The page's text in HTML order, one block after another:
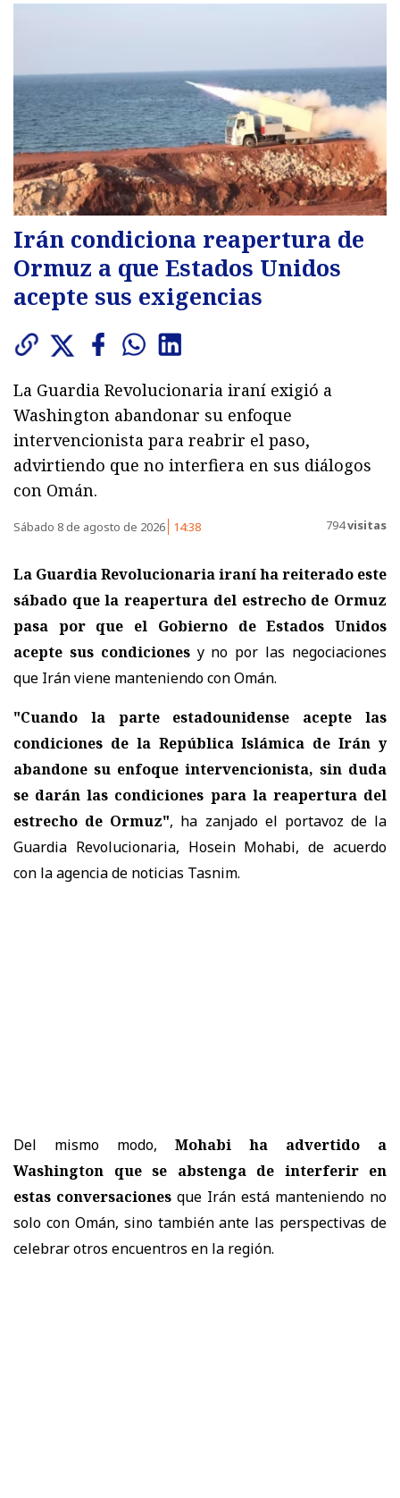
Irán condiciona reapertura de
Ormuz a que Estados Unidos
acepte sus exigencias
La Guardia Revolucionaria iraní exigió a
Washington abandonar su enfoque
intervencionista para reabrir el paso,
advirtiendo que no interfiera en sus diálogos
con Omán.
Sábado 8 de agosto de 2026 14:38 794visitas
La Guardia Revolucionaria iraní ha reiterado este
sábado que la reapertura del estrecho de Ormuz
pasa por que el Gobierno de Estados Unidos
acepte sus condicionesy no por las negociaciones
que Irán viene manteniendo con Omán.
"Cuando la parte estadounidense acepte las
condiciones de la República Islámica de Irán y
abandone su enfoque intervencionista, sin duda
se darán las condiciones para la reapertura del
estrecho de Ormuz", ha zanjado el portavoz de la
Guardia Revolucionaria, Hosein Mohabi, de acuerdo
con la agencia de noticias Tasnim.
Del mismo modo, Mohabi ha advertido a
Washington que se abstenga de interferir en
estas conversaciones que Irán está manteniendo no
solo con Omán, sino también ante las perspectivas de
celebrar otros encuentros en la región.